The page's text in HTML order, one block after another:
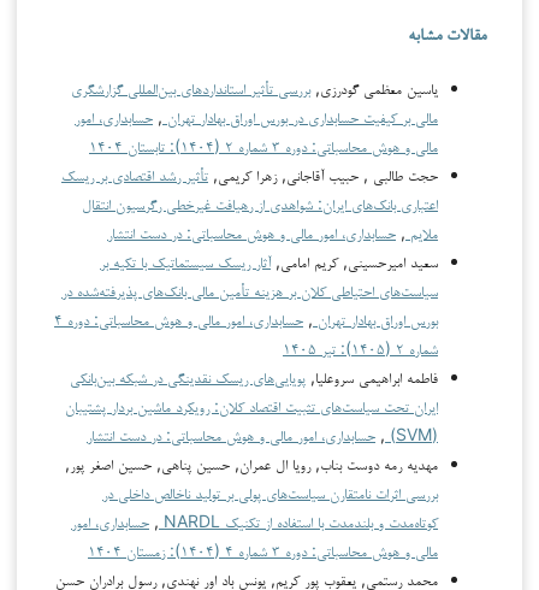
مقالات مشابه
یاسین معظمی گودرزی,بررسی تأثیر استانداردهای بین‌المللی گزارشگری
مالی بر کیفیت حسابداری در بورس اوراق بهادار تهران , حسابداری، امور
مالی و هوش محاسباتی: دوره ۳ شماره ۲ (۱۴۰۴): تابستان ۱۴۰۴
حجت طالبی , حبیب آقاجانی, زهرا کریمی, تأثیر رشد اقتصادی بر ریسک
اعتباری بانک‌های ایران: شواهدی از رهیافت غیرخطی رگرسیون انتقال
ملایم , حسابداری، امور مالی و هوش محاسباتی: در دست انتشار
سعید امیرحسینی, کریم امامی,آثار ریسک سیستماتیک با تکیه بر
سیاست‌های احتیاطی کلان بر هزینه تأمین مالی بانک‌های پذیرفته‌شده در
بورس اوراق بهادار تهران ,
حسابداری، امور مالی و هوش محاسباتی: دوره ۴
شماره ۲ (۱۴۰۵): تیر ۱۴۰۵
فاطمه ابراهیمی سروعلیا, پویایی‌های ریسک نقدینگی در شبکه بین‌بانکی
ایران تحت سیاست‌های تثبیت اقتصاد کلان: رویکرد ماشین بردار پشتیبان
(SVM)
, حسابداری، امور مالی و هوش محاسباتی: در دست انتشار
مهدیه رمه دوست بناب, رویا ال عمران, حسین پناهی, حسین اصغر پور,
بررسی اثرات نامتقارن سیاست‌های پولی بر تولید ناخالص داخلی در
کوتاه‌مدت و بلندمدت با استفاده از تکنیک NARDL
, حسابداری، امور
مالی و هوش محاسباتی: دوره ۳ شماره ۴ (۱۴۰۴): زمستان ۱۴۰۴
محمد رستمی, یعقوب پور کریم, یونس باد اور نهندی, رسول برادران حسن